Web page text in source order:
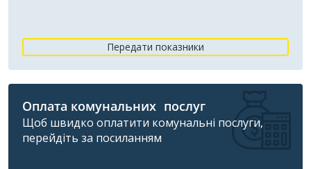
Передати показники
Оплата комунальних послуг
Щоб швидко оплатити комунальні послуги,
перейдіть за посиланням